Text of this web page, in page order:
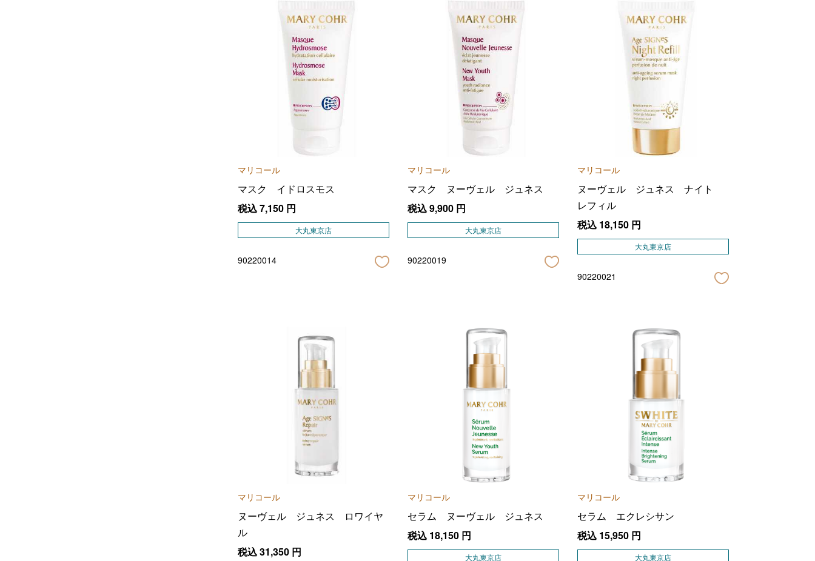
マリコール
マスク イドロスモス
税込7,150 円
大丸東京店
90220014
マリコール
マスク ヌーヴェル ジュネス
税込9,900 円
大丸東京店
90220019
マリコール
ヌーヴェル ジュネス ナイト
レフィル
税込 18,150 円
大丸東京店
90220021
マリコール
ヌーヴェル ジュネス ロワイヤ
ル
税込31,350 円
マリコール
セラム ヌーヴェル ジュネス
税込 18,150 円
大丸東京店
マリコール
セラム エクレシサン
税込 15,950 円
大丸東京店